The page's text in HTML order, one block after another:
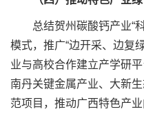
总结贺州碳酸钙产业“科
模式，推广“边开采、边复
业与高校合作建立产学研
南丹关键金属产业、大新
范项目，推动广西特色产